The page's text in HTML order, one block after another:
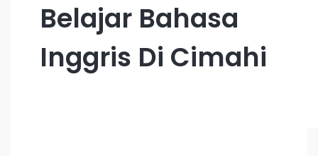
Belajar Bahasa
Inggris Di Cimahi